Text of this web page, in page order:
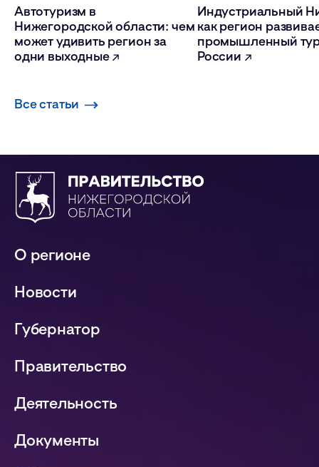
Автотуризм в
Нижегородской области: чем
может удивить регион за
одни выходные
Индустриальный
как регион
промышленный
России
Все статьи
О регионе
Новости
Губернатор
Правительство
Деятельность
Документы